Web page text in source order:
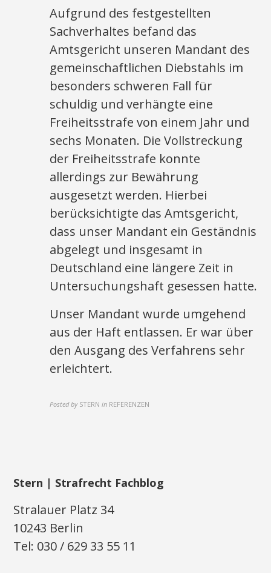
Aufgrund des festgestellten
Sachverhaltes befand das
Amtsgericht unseren Mandant des
gemeinschaftlichen Diebstahls im
besonders schweren Fall für
schuldig und verhängte eine
Freiheitsstrafe von einem Jahr und
sechs Monaten. Die Vollstreckung
der Freiheitsstrafe konnte
allerdings zur Bewährung
ausgesetzt werden. Hierbei
berücksichtigte das Amtsgericht,
dass unser Mandant ein Geständnis
abgelegt und insgesamt in
Deutschland eine längere Zeit in
Untersuchungshaft gesessen hatte.
Unser Mandant wurde umgehend
aus der Haft entlassen. Er war über
den Ausgang des Verfahrens sehr
erleichtert.
Posted by STERN in REFERENZEN
Stern | Strafrecht Fachblog
Stralauer Platz 34
10243 Berlin
Tel: 030 / 629 33 55 11